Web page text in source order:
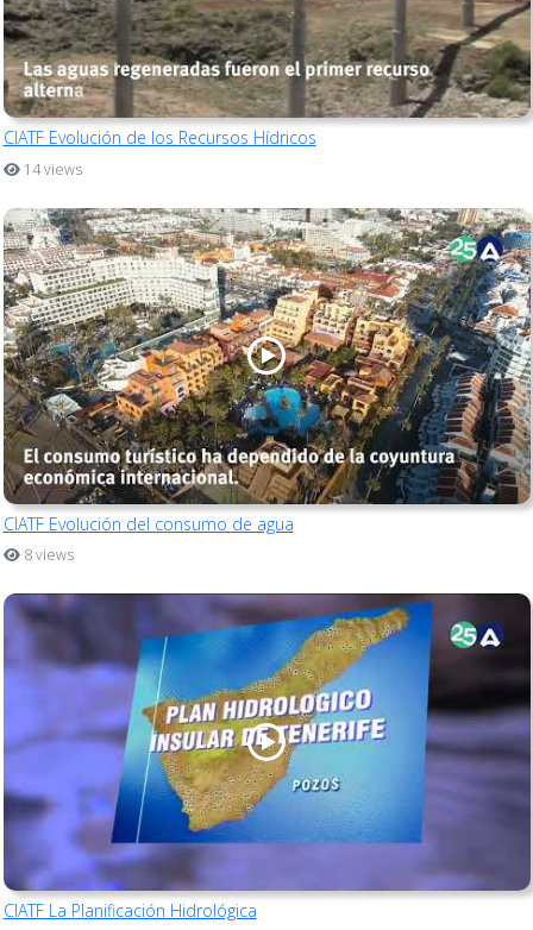
CIATF Evolución de los Recursos Hídricos
14 views
CIATF Evolución del consumo de agua
8 views
CIATF La Planificación Hidrológica